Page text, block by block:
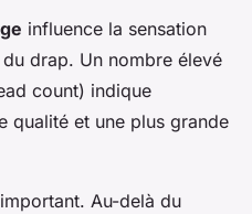
influence la sensation
drap. Un nombre élevé
count) indique
qualité et une plus grande
Au-delà du